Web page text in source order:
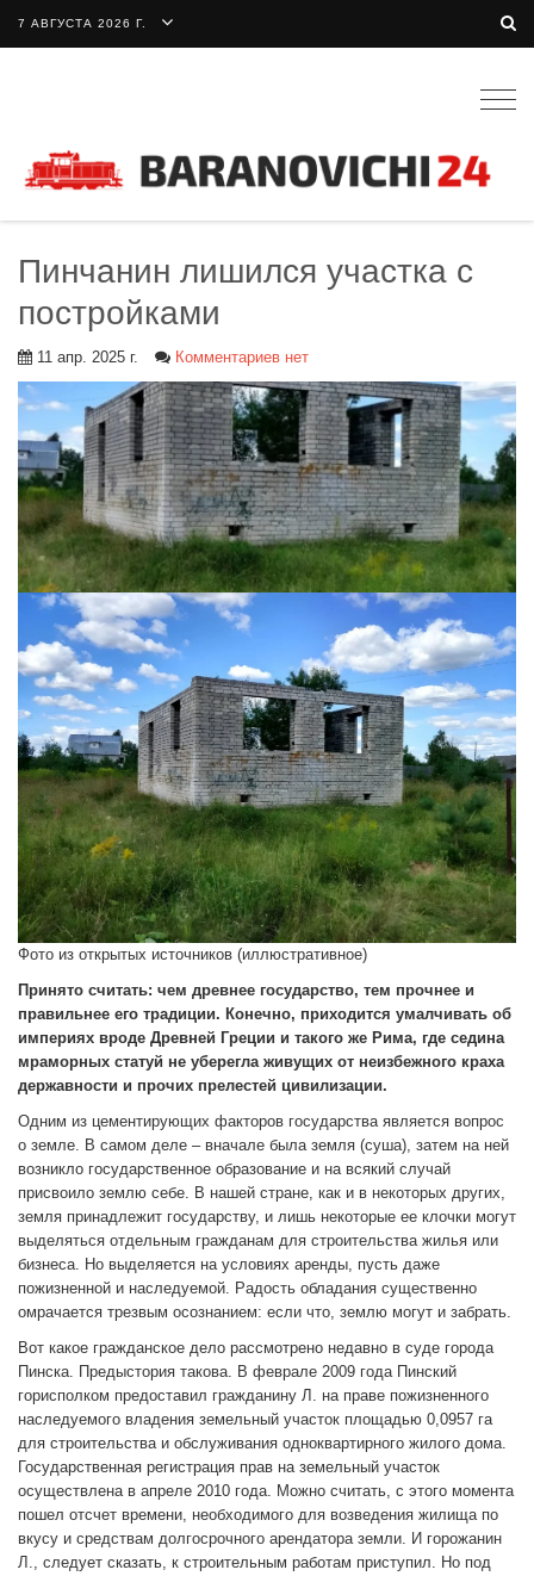
7 АВГУСТА 2026 Г.
Пинчанин лишился участка с
постройками
11 апр. 2025 г. Комментариев нет
Фото из открытых источников (иллюстративное)
Принято считать: чем древнее государство, тем прочнее и
правильнее его традиции. Конечно, приходится умалчивать об
империях вроде Древней Греции и такого же Рима, где седина
мраморных статуй не уберегла живущих от неизбежного краха
державности и прочих прелестей цивилизации.
Одним из цементирующих факторов государства является вопрос
о земле. В самом деле – вначале была земля (суша), затем на ней
возникло государственное образование и на всякий случай
присвоило землю себе. В нашей стране, как и в некоторых других,
земля принадлежит государству, и лишь некоторые ее клочки могут
выделяться отдельным гражданам для строительства жилья или
бизнеса. Но выделяется на условиях аренды, пусть даже
пожизненной и наследуемой. Радость обладания существенно
омрачается трезвым осознанием: если что, землю могут и забрать.
Вот какое гражданское дело рассмотрено недавно в суде города
Пинска. Предыстория такова. В феврале 2009 года Пинский
горисполком предоставил гражданину Л. на праве пожизненного
наследуемого владения земельный участок площадью 0,0957 га
для строительства и обслуживания одноквартирного жилого дома.
Государственная регистрация прав на земельный участок
осуществлена в апреле 2010 года. Можно считать, с этого момента
пошел отсчет времени, необходимого для возведения жилища по
вкусу и средствам долгосрочного арендатора земли. И горожанин
Л., следует сказать, к строительным работам приступил. Но под